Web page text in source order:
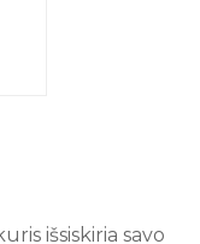
išsiskiria savo